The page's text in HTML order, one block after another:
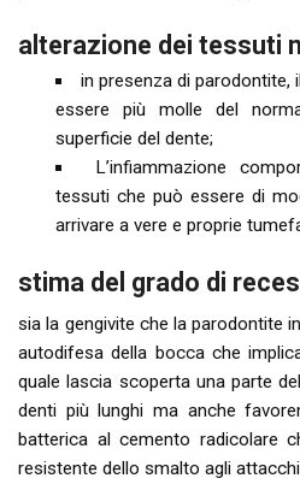
alterazione dei tessuti
in presenza di parodontite,
essere più molle del
superficie del dente;
L’infiammazione
tessuti che può essere di
arrivare a vere e proprie
stima del grado di
sia la gengivite che la parodontite
autodifesa della bocca che
quale lascia scoperta una parte
denti più lunghi ma anche
batterica al cemento radicolare
resistente dello smalto agli